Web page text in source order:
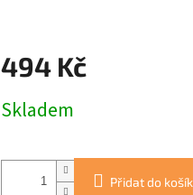
494 Kč
cena:
Skladem
Přidat do